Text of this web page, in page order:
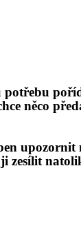
něco p
upozornit
zesílit